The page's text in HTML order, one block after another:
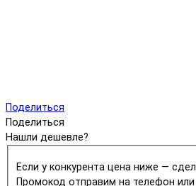
Поделиться
Поделиться
Нашли дешевле?
Если у конкурента цена ниже —
Промокод отправим на телефон